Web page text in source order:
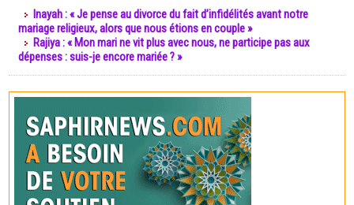
Inayah : « Je pense au divorce du fait d’infidélités avant notre
mariage religieux, alors que nous étions en couple »
Rajiya : « Mon mari ne vit plus avec nous, ne participe pas aux
dépenses : suis-je encore mariée ? »